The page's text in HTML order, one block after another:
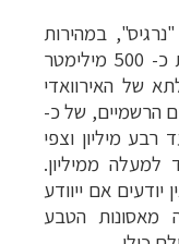
"נרגיס", במהירות
מילימטר
של האירוואדי
הרשמיים, של כ-
מיליון וצפי
למעלה ממיליון.
יודעיםאם ייוודע
מאסונות הטבע